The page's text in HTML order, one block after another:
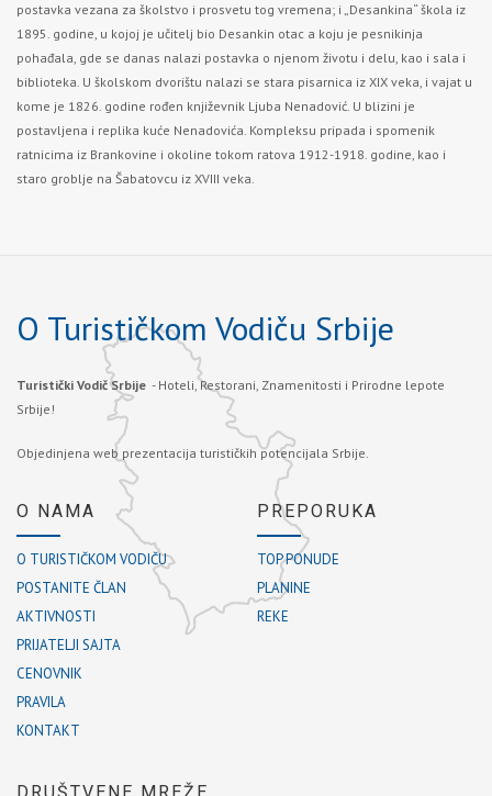
postavka vezana za školstvo i prosvetu tog vremena; i „Desankina“ škola iz
1895. godine, u kojoj je učitelj bio Desankin otac a koju je pesnikinja
pohađala, gde se danas nalazi postavka o njenom životu i delu, kao i sala i
biblioteka. U školskom dvorištu nalazi se stara pisarnica iz XIX veka, i vajat u
kome je 1826. godine rođen književnik Ljuba Nenadović. U blizini je
postavljena i replika kuće Nenadovića. Kompleksu pripada i spomenik
ratnicima iz Brankovine i okoline tokom ratova 1912-1918. godine, kao i
staro groblje na Šabatovcu iz XVIII veka.
O Turističkom Vodiču Srbije
Turistički Vodič Srbije - Hoteli, Restorani, Znamenitosti i Prirodne lepote
Srbije!
Objedinjena web prezentacija turističkih potencijala Srbije.
O NAMA
O TURISTIČKOM VODIČU
POSTANITE ČLAN
AKTIVNOSTI
PRIJATELJI SAJTA
CENOVNIK
PRAVILA
KONTAKT
PREPORUKA
TOP PONUDE
PLANINE
REKE